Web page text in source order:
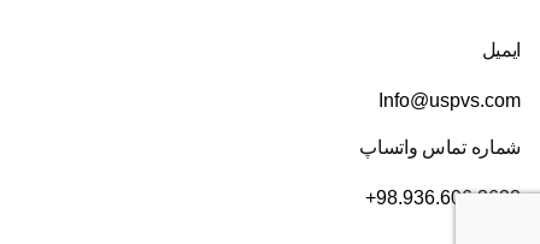
ایمیل
Info@uspvs.com
شماره تماس واتساپ
+98.936.606.3632